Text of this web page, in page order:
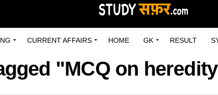
CURRENT AFFAIRS HOME GK RESULT
"MCQ on